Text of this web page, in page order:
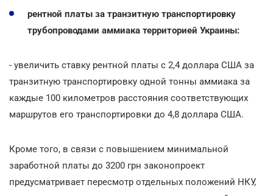
рентной платы за транзитную транспортировку
трубопроводами аммиака территорией Украины:
- увеличить ставку рентной платы с 2,4 доллара США за
транзитную транспортировку одной тонны аммиака за
каждые 100 километров расстояния соответствующих
маршрутов его транспортировки до 4,8 доллара США.
Кроме того, в связи с повышением минимальной
заработной платы до 3200 грн законопроект
предусматривает пересмотр отдельных положений НКУ,